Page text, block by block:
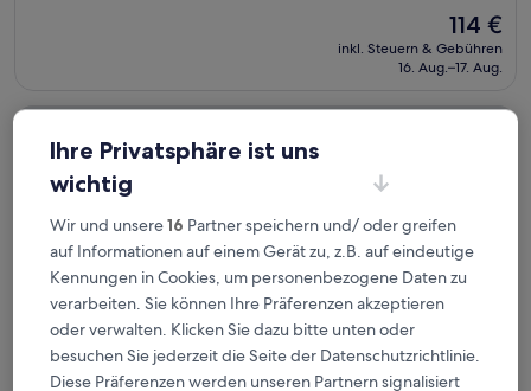
Der
Preis
beträgt
114 €
inkl. Steuern & Gebühren
16. Aug.–17. Aug.
Hampton Inn Paris
Ihre Privatsphäre ist uns
wichtig
Wir und unsere16 Partner speichern und/ oder greifen
auf Informationen auf einem Gerät zu, z.B. auf eindeutige
Kennungen in Cookies, um personenbezogene Daten zu
verarbeiten. Sie können Ihre Präferenzen akzeptieren
oder verwalten. Klicken Sie dazu bitte unten oder
besuchen Sie jederzeit die Seite der Datenschutzrichtlinie.
Diese Präferenzen werden unseren Partnern signalisiert